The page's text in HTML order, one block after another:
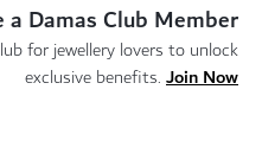
a Damas Club Member
for jewellery lovers to unlock
exclusive benefits. Join Now